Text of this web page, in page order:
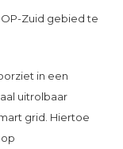
Zuid gebied te
in een
uitrolbaar
grid. Hiertoe